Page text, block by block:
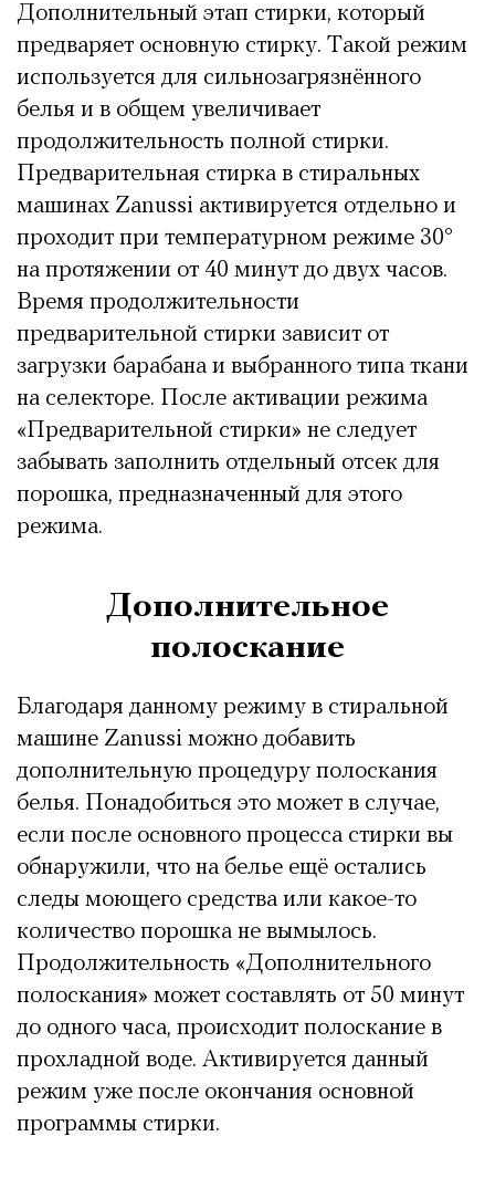
Дополнительный этап стирки, который
предваряет основную стирку. Такой режим
используется для сильнозагрязнённого
белья и в общем увеличивает
продолжительность полной стирки.
Предварительная стирка в стиральных
машинах Zanussi активируется отдельно и
проходит при температурном режиме 30°
на протяжении от 40 минут до двух часов.
Время продолжительности
предварительной стирки зависит от
загрузки барабана и выбранного типа ткани
на селекторе. После активации режима
«Предварительной стирки» не следует
забывать заполнить отдельный отсек для
порошка, предназначенный для этого
режима.
Дополнительное
полоскание
Благодаря данному режиму в стиральной
машине Zanussi можно добавить
дополнительную процедуру полоскания
белья. Понадобиться это может в случае,
если после основного процесса стирки вы
обнаружили, что на белье ещё остались
следы моющего средства или какое-то
количество порошка не вымылось.
Продолжительность «Дополнительного
полоскания» может составлять от 50 минут
до одного часа, происходит полоскание в
прохладной воде. Активируется данный
режим уже после окончания основной
программы стирки.